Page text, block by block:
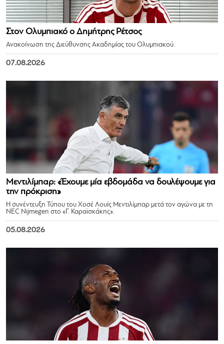
Στον Ολυμπιακό ο Δημήτρης Ρέτσος
Ανακοίνωση της Διεύθυνσης Ακαδημίας του Ολυμπιακού.
07.08.2026
Μεντιλίμπαρ: «Έχουμε μία εβδομάδα να δουλέψουμε για
την πρόκριση»
Η συνέντευξη Τύπου του Χοσέ Λουίς Μεντιλίμπαρ μετά τον αγώνα με τη
NEC Nijmegen στο «Γ. Καραϊσκάκης».
05.08.2026